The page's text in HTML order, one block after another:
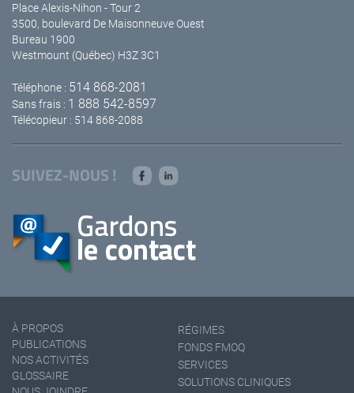
Place Alexis-Nihon - Tour 2
3500, boulevard De Maisonneuve Ouest
Bureau 1900
Westmount (Québec) H3Z 3C1
Téléphone : 514 868-2081
Sans frais : 1 888 542-8597
Télécopieur : 514 868-2088
SUIVEZ-NOUS !
À PROPOS
PUBLICATIONS
NOS ACTIVITÉS
GLOSSAIRE
RÉGIMES
FONDS FMOQ
SERVICES
SOLUTIONS CLINIQUES